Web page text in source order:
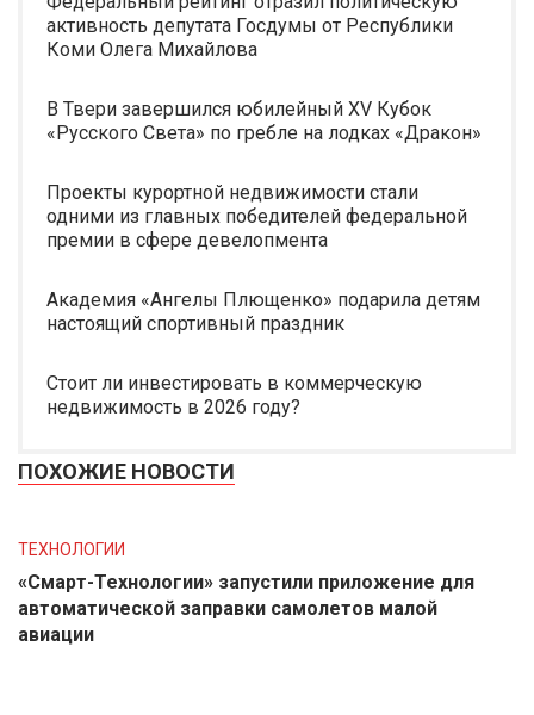
активность депутата Госдумы от Республики
Коми Олега Михайлова
В Твери завершился юбилейный XV Кубок
«Русского Света» по гребле на лодках «Дракон»
Проекты курортной недвижимости стали
одними из главных победителей федеральной
премии в сфере девелопмента
Академия «Ангелы Плющенко» подарила детям
настоящий спортивный праздник
Стоит ли инвестировать в коммерческую
недвижимость в 2026 году?
ПОХОЖИЕ НОВОСТИ
ТЕХНОЛОГИИ
«Смарт-Технологии» запустили приложение для
автоматической заправки самолетов малой
авиации